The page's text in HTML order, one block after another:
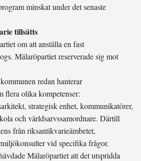
minskat under det senaste
tillsätts
om att anställa en fast
Mälaröpartiet reserverade sig mot
redan hanterar
flera olika kompetenser:
strategisk enhet, kommunikatörer,
och världsarvssamordnare. Därtill
från riksantikvarieämbetet,
vid specifika frågor.
Mälaröpartiet att det utspridda